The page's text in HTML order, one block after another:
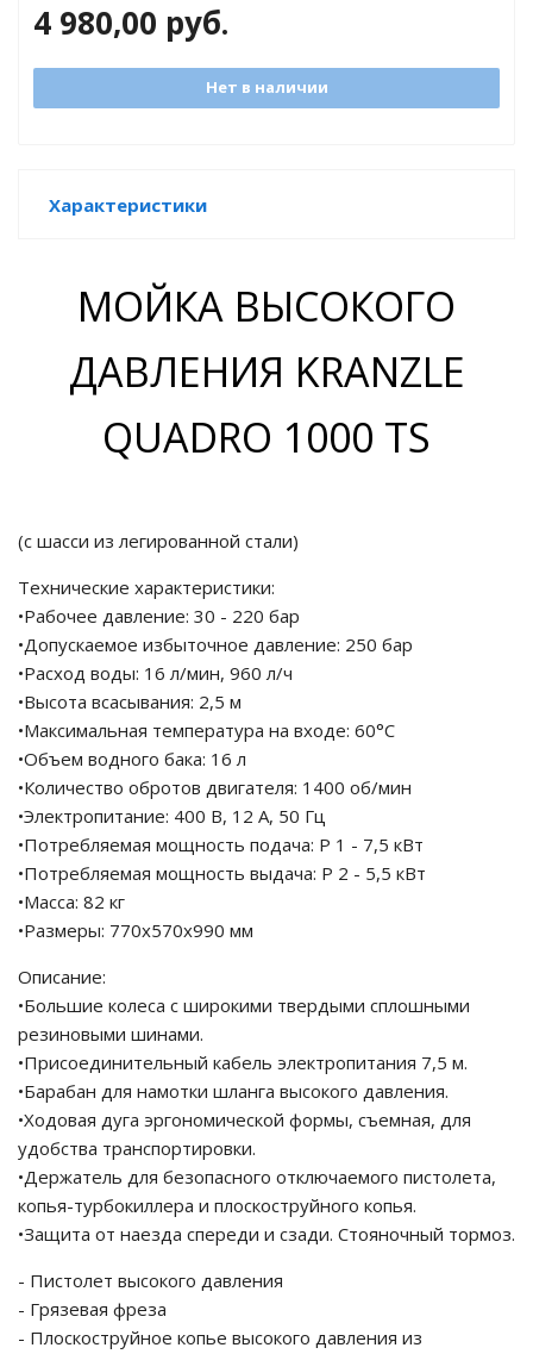
4 980,00 руб.
Нет в наличии
Характеристики
МОЙКА ВЫСОКОГО
ДАВЛЕНИЯ KRANZLE
QUADRO 1000 TS
(с шасси из легированной стали)
Технические характеристики:
•Рабочее давление: 30 - 220 бар
•Допускаемое избыточное давление: 250 бар
•Расход воды: 16 л/мин, 960 л/ч
•Высота всасывания: 2,5 м
•Максимальная температура на входе: 60°C
•Объем водного бака: 16 л
•Количество обротов двигателя: 1400 об/мин
•Электропитание: 400 В, 12 A, 50 Гц
•Потребляемая мощность подача: P 1 - 7,5 кВт
•Потребляемая мощность выдача: P 2 - 5,5 кВт
•Масса: 82 кг
•Размеры: 770x570x990 мм
Описание:
•Большие колеса с широкими твердыми сплошными
резиновыми шинами.
•Присоединительный кабель электропитания 7,5 м.
•Барабан для намотки шланга высокого давления.
•Ходовая дуга эргономической формы, съемная, для
удобства транспортировки.
•Держатель для безопасного отключаемого пистолета,
копья-турбокиллера и плоскоструйного копья.
•Защита от наезда спереди и сзади. Стояночный тормоз.
- Пистолет высокого давления
- Грязевая фреза
- Плоскоструйное копье высокого давления из